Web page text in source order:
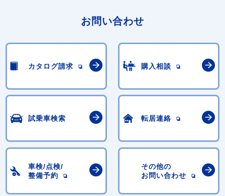
お問い合わせ
カタログ請求 購入相談
試乗車検索 転居連絡
車検/点検/
整備予約
その他の
お問い合わせ